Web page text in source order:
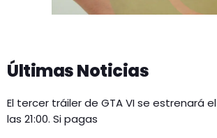
Últimas Noticias
El tercer tráiler de GTA VI se estrenará
las 21:00. Si pagas